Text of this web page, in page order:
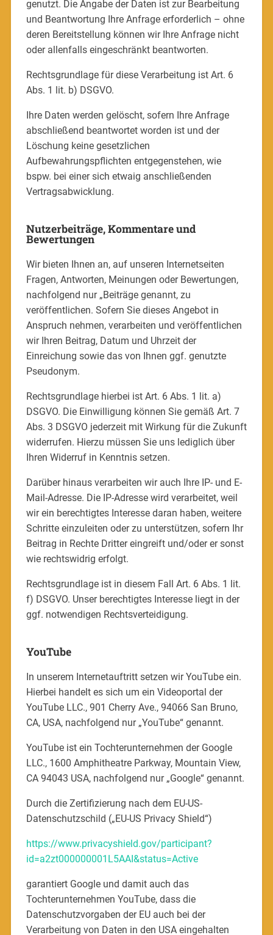
genutzt. Die Angabe der Daten ist zur Bearbeitung
und Beantwortung Ihre Anfrage erforderlich – ohne
deren Bereitstellung können wir Ihre Anfrage nicht
oder allenfalls eingeschränkt beantworten.
Rechtsgrundlage für diese Verarbeitung ist Art. 6
Abs. 1 lit. b) DSGVO.
Ihre Daten werden gelöscht, sofern Ihre Anfrage
abschließend beantwortet worden ist und der
Löschung keine gesetzlichen
Aufbewahrungspflichten entgegenstehen, wie
bspw. bei einer sich etwaig anschließenden
Vertragsabwicklung.
Nutzerbeiträge, Kommentare und
Bewertungen
Wir bieten Ihnen an, auf unseren Internetseiten
Fragen, Antworten, Meinungen oder Bewertungen,
nachfolgend nur „Beiträge genannt, zu
veröffentlichen. Sofern Sie dieses Angebot in
Anspruch nehmen, verarbeiten und veröffentlichen
wir Ihren Beitrag, Datum und Uhrzeit der
Einreichung sowie das von Ihnen ggf. genutzte
Pseudonym.
Rechtsgrundlage hierbei ist Art. 6 Abs. 1 lit. a)
DSGVO. Die Einwilligung können Sie gemäß Art. 7
Abs. 3 DSGVO jederzeit mit Wirkung für die Zukunft
widerrufen. Hierzu müssen Sie uns lediglich über
Ihren Widerruf in Kenntnis setzen.
Darüber hinaus verarbeiten wir auch Ihre IP- und E-
Mail-Adresse. Die IP-Adresse wird verarbeitet, weil
wir ein berechtigtes Interesse daran haben, weitere
Schritte einzuleiten oder zu unterstützen, sofern Ihr
Beitrag in Rechte Dritter eingreift und/oder er sonst
wie rechtswidrig erfolgt.
Rechtsgrundlage ist in diesem Fall Art. 6 Abs. 1 lit.
f) DSGVO. Unser berechtigtes Interesse liegt in der
ggf. notwendigen Rechtsverteidigung.
YouTube
In unserem Internetauftritt setzen wir YouTube ein.
Hierbei handelt es sich um ein Videoportal der
YouTube LLC., 901 Cherry Ave., 94066 San Bruno,
CA, USA, nachfolgend nur „YouTube“ genannt.
YouTube ist ein Tochterunternehmen der Google
LLC., 1600 Amphitheatre Parkway, Mountain View,
CA 94043 USA, nachfolgend nur „Google“ genannt.
Durch die Zertifizierung nach dem EU-US-
Datenschutzschild („EU-US Privacy Shield“)
https://www.privacyshield.gov/participant?
id=a2zt000000001L5AAI&status=Active
garantiert Google und damit auch das
Tochterunternehmen YouTube, dass die
Datenschutzvorgaben der EU auch bei der
Verarbeitung von Daten in den USA eingehalten